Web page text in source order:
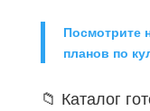
Посмотрите
планов по
📁 Каталог